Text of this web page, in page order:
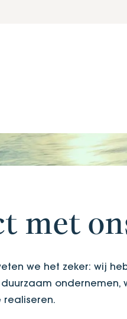
met
we het zeker: wij